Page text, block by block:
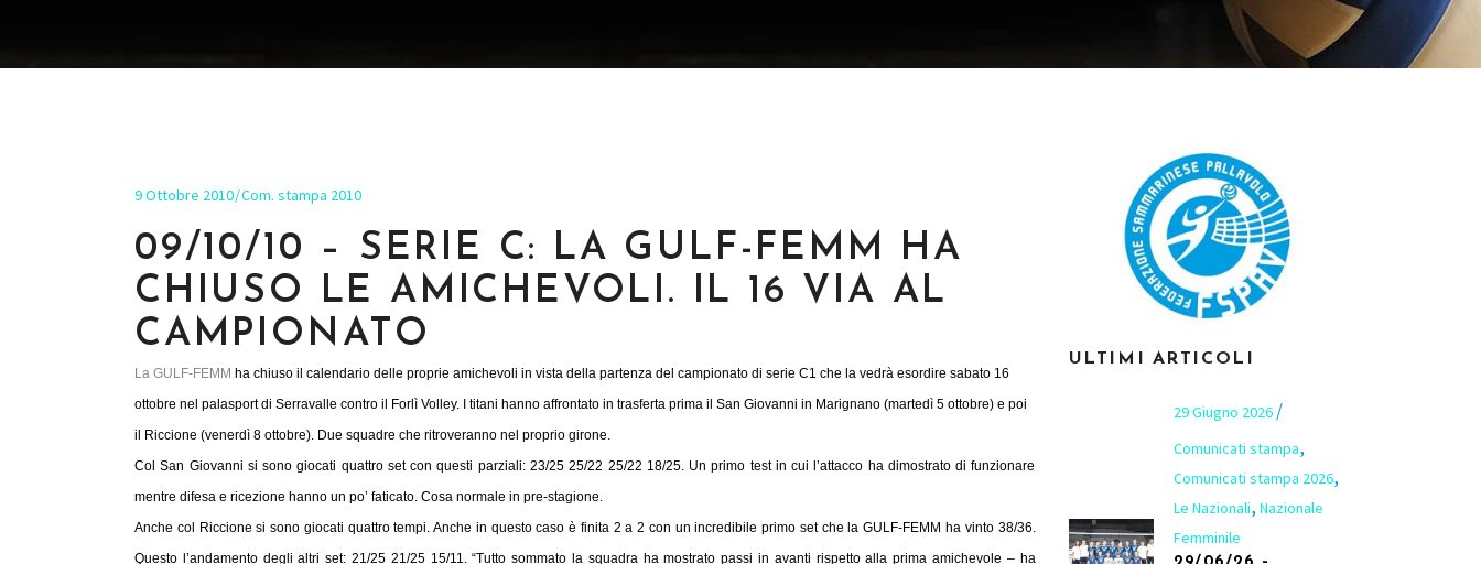
9 Ottobre 2010 Com. stampa 2010
09/10/10 – SERIE C: LA GULF-FEMM HA
CHIUSO LE AMICHEVOLI. IL 16 VIA AL
CAMPIONATO
La GULF-FEMM ha chiuso il calendario delle proprie amichevoli in vista della partenza del campionato di serie C1 che la vedrà esordire sabato 16
ottobre nel palasport di Serravalle contro il Forlì Volley. I titani hanno affrontato in trasferta prima il San Giovanni in Marignano (martedì 5 ottobre) e poi
il Riccione (venerdì 8 ottobre). Due squadre che ritroveranno nel proprio girone.
Col San Giovanni si sono giocati quattro set con questi parziali: 23/25 25/22 25/22 18/25. Un primo test in cui l’attacco ha dimostrato di funzionare
mentre difesa e ricezione hanno un po’ faticato. Cosa normale in pre-stagione.
Anche col Riccione si sono giocati quattro tempi. Anche in questo caso è finita 2 a 2 con un incredibile primo set che la GULF-FEMM ha vinto 38/36.
Questo l’andamento degli altri set: 21/25 21/25 15/11. “Tutto sommato la squadra ha mostrato passi in avanti rispetto alla prima amichevole – ha
ULTIMI ARTICOLI
29 Giugno 2026
Comunicati stampa,
Comunicati stampa 2026,
Le Nazionali, Nazionale
Femminile